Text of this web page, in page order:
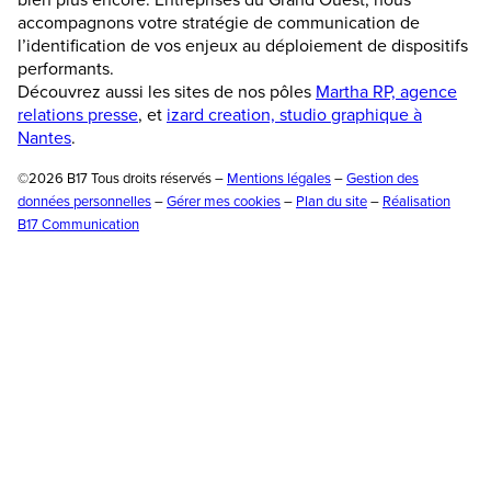
accompagnons votre stratégie de communication de
l’identification de vos enjeux au déploiement de dispositifs
performants.
Découvrez aussi les sites de nos pôles Martha RP, agence
relations presse, et izard creation, studio graphique à
Nantes.
©2026 B17 Tous droits réservés – Mentions légales–Gestion des
données personnelles–Gérer mes cookies– Plan du site– Réalisation
B17 Communication